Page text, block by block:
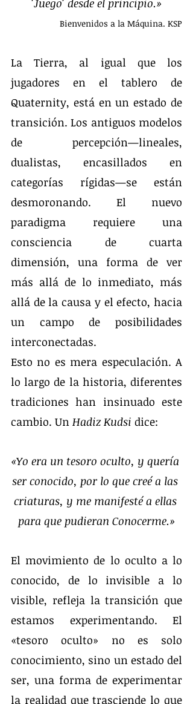
'Juego' desde el principio.»
Bienvenidos a la Máquina. KSP
La Tierra, al igual que los
jugadores en el tablero de
Quaternity, está en un estado de
transición. Los antiguos modelos
de percepción—lineales,
dualistas, encasillados en
categorías rígidas—se están
desmoronando. El nuevo
paradigma requiere una
consciencia de cuarta
dimensión, una forma de ver
más allá de lo inmediato, más
allá de la causa y el efecto, hacia
un campo de posibilidades
interconectadas.
Esto no es mera especulación. A
lo largo de la historia, diferentes
tradiciones han insinuado este
cambio. Un Hadiz Kudsi dice:
«Yo era un tesoro oculto, y quería
ser conocido, por lo que creé a las
criaturas, y me manifesté a ellas
para que pudieran Conocerme.»
El movimiento de lo oculto a lo
conocido, de lo invisible a lo
visible, refleja la transición que
estamos experimentando. El
«tesoro oculto» no es solo
conocimiento, sino un estado del
ser, una forma de experimentar
la realidad que trasciende lo que